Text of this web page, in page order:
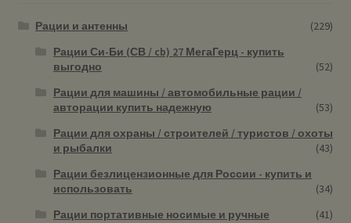
Рации и антенны
(229)
Рации Си-Би (СВ / cb) 27 МегаГерц - купить
выгодно
(52)
Рации для машины / автомобильные рации /
авторации купить надежную
(53)
Рации для охраны / строителей / туристов / охоты
и рыбалки
(43)
Рации безлицензионные для России - купить и
использовать
(34)
Рации портативные носимые и ручные
(41)